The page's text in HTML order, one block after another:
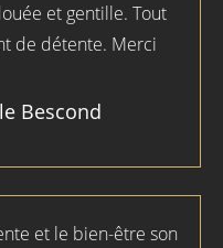
et gentille. Tout
de détente. Merci
Bescond
et le bien-être son